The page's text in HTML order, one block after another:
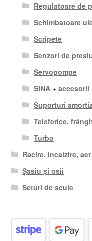
Regulatoare de
Schimbatoare
Scripete
Senzori de
Servopompe
SINA + accesorii
Suporturi
Teleferice,
Turbo
Racire, incalzire,
Șasiu și osii
Seturi de scule